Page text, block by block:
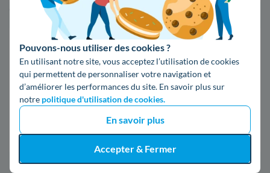
Pouvons-nous utiliser des cookies ?
En utilisant notre site, vous acceptez l’utilisation de cookies
qui permettent de personnaliser votre navigation et
d’améliorer les performances du site. En savoir plus sur
notre politique d'utilisation de cookies.
En savoir plus
Accepter & Fermer
*Prix TTC pour un forfait base d’une puissance de 6 kVA
Infos / souscriptions
(appel non surtaxé)
09 78 46 71 74
Comparer les offres